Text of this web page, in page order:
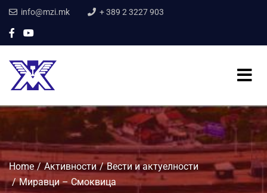
info@mzi.mk + 389 2 3227 903
Home Активности
Вести и актуелности
Миравци – Смоквица